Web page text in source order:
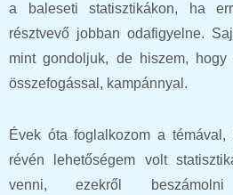
a baleseti statisztikákon, ha
résztvevő jobban odafigyelne.
mint gondoljuk, de hiszem, hogy
összefogással, kampánnyal.
Évek óta foglalkozom a témával,
révén lehetőségem volt
venni, ezekről beszámolni